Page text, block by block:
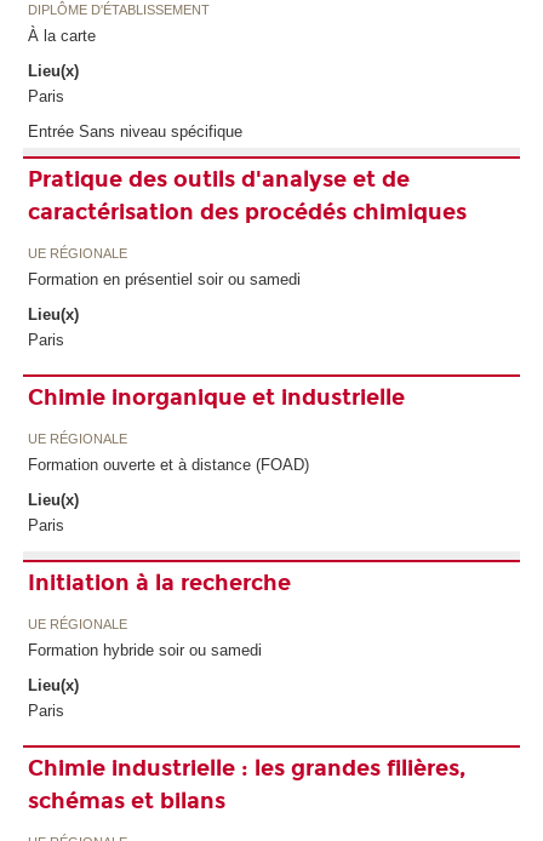
DIPLÔME D'ÉTABLISSEMENT
À la carte
Lieu(x)
Paris
Entrée Sans niveau spécifique
Pratique des outils d'analyse et de
caractérisation des procédés chimiques
UE RÉGIONALE
Formation en présentiel soir ou samedi
Lieu(x)
Paris
Chimie inorganique et industrielle
UE RÉGIONALE
Formation ouverte et à distance (FOAD)
Lieu(x)
Paris
Initiation à la recherche
UE RÉGIONALE
Formation hybride soir ou samedi
Lieu(x)
Paris
Chimie industrielle : les grandes filières,
schémas et bilans